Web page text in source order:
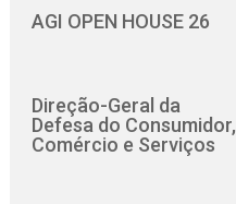
AGI OPEN HOUSE 26
Direção-Geral da
Defesa do Consumidor,
Comércio e Serviços